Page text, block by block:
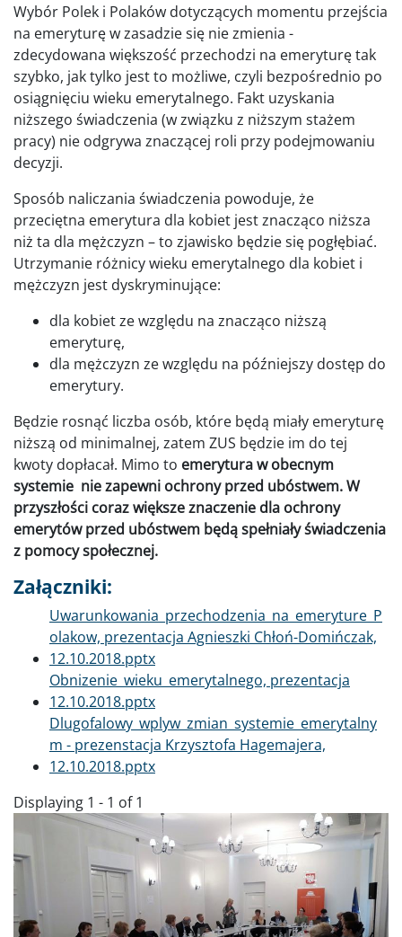
Wybór Polek i Polaków dotyczących momentu przejścia
na emeryturę w zasadzie się nie zmienia -
zdecydowana większość przechodzi na emeryturę tak
szybko, jak tylko jest to możliwe, czyli bezpośrednio po
osiągnięciu wieku emerytalnego. Fakt uzyskania
niższego świadczenia (w związku z niższym stażem
pracy) nie odgrywa znaczącej roli przy podejmowaniu
decyzji.
Sposób naliczania świadczenia powoduje, że
przeciętna emerytura dla kobiet jest znacząco niższa
niż ta dla mężczyzn – to zjawisko będzie się pogłębiać.
Utrzymanie różnicy wieku emerytalnego dla kobiet i
mężczyzn jest dyskryminujące:
dla kobiet ze względu na znacząco niższą
emeryturę,
dla mężczyzn ze względu na późniejszy dostęp do
emerytury.
Będzie rosnąć liczba osób, które będą miały emeryturę
niższą od minimalnej, zatem ZUS będzie im do tej
kwoty dopłacał. Mimo to emerytura w obecnym
systemie nie zapewni ochrony przed ubóstwem. W
przyszłości coraz większeznaczenie dla ochrony
emerytów przed ubóstwem będą spełniały świadczenia
z pomocy społecznej.
Załączniki:
Dokument
Uwarunkowania_przechodzenia_na_emeryture_P
olakow, prezentacja Agnieszki Chłoń-Domińczak,
12.10.2018.pptx
Dokument
Obnizenie_wieku_emerytalnego, prezentacja
12.10.2018.pptx
Dokument
Dlugofalowy_wplyw_zmian_systemie_emerytalny
m - prezenstacja Krzysztofa Hagemajera,
12.10.2018.pptx
Displaying 1 - 1 of 1